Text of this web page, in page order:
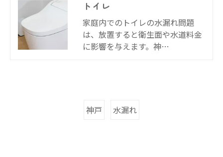
トイレ
家庭内でのトイレの水漏れ問題
は、放置すると衛生面や水道料金
に影響を与えます。神…
神戸 水漏れ